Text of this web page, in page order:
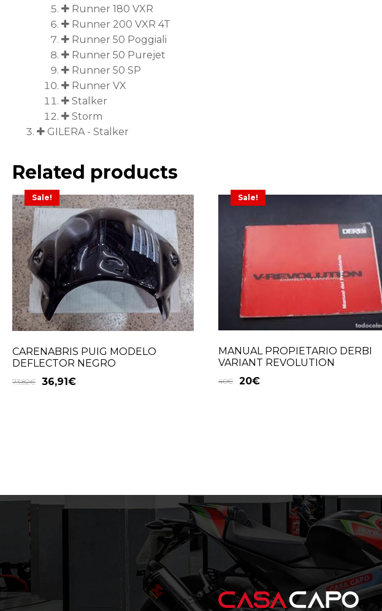
Runner 180 VXR
Runner 200 VXR 4T
Runner 50 Poggiali
Runner 50 Purejet
Runner 50 SP
Runner VX
Stalker
Storm
GILERA - Stalker
Related products
Sale!
CARENABRIS PUIG MODELO
DEFLECTOR NEGRO
73,82€ 36,91€
Sale!
MANUAL PROPIETARIO DERBI
VARIANT REVOLUTION
40€ 20€